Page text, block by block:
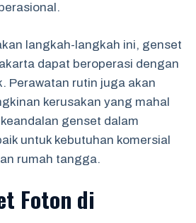
langkah-langkah ini, genset
dapat beroperasi dengan
Perawatan rutin juga akan
kerusakan yang mahal
genset dalam
untuk kebutuhan komersial
rumah tangga.
Foton di